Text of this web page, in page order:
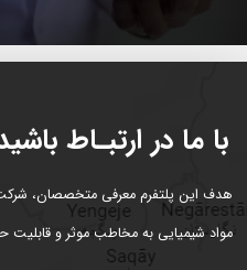
با ما در ارتبـاط
هدف این پلتفرم معرفی متخصصان،
مواد شیمیایی به مخاطب موثر و